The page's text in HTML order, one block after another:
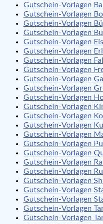
Gutschein-Vorlagen
Gutschein-Vorlagen
Gutschein-Vorlagen
Gutschein-Vorlagen
Gutschein-Vorlagen
Gutschein-Vorlagen
Gutschein-Vorlagen
Gutschein-Vorlagen
Gutschein-Vorlagen
Gutschein-Vorlagen
Gutschein-Vorlagen
Gutschein-Vorlagen
Gutschein-Vorlagen
Gutschein-Vorlagen
Gutschein-Vorlagen
Gutschein-Vorlagen
Gutschein-Vorlagen
Gutschein-Vorlagen
Gutschein-Vorlagen
Gutschein-Vorlagen
Gutschein-Vorlagen
Gutschein-Vorlagen
Gutschein-Vorlagen
Gutschein-Vorlagen